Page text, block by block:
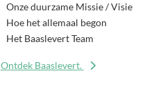
Onze duurzame Missie / Visie
Hoe het allemaal begon
Het Baaslevert Team
Ontdek Baaslevert.